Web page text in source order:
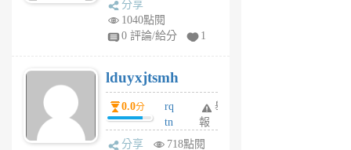
jl
月
前
分享
1040點閱
0 評論/給分
1
lduyxjtsmh
0.0分
rq
tn
jt
舉
報
分享
718點閱